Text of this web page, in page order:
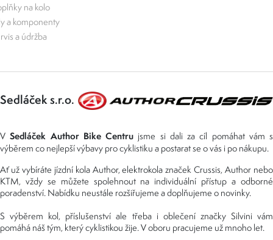
na kolo
a komponenty
a údržba
Sedláček s.r.o.
VSedláček Author Bike Centru jsme si dali za cíl pomáhat vám s
výběrem co nejlepší výbavy pro cyklistiku a postarat se o vás i po nákupu.
Ať už vybíráte jízdní kola Author, elektrokola značek Crussis, Author nebo
KTM, vždy se můžete spolehnout na individuální přístup a odborné
poradenství. Nabídku neustále rozšiřujeme a doplňujeme o novinky.
S výběrem kol, příslušenství ale třeba i oblečení značky Silvini vám
pomáhá náš tým, který cyklistikou žije. V oboru pracujeme už mnoho let.